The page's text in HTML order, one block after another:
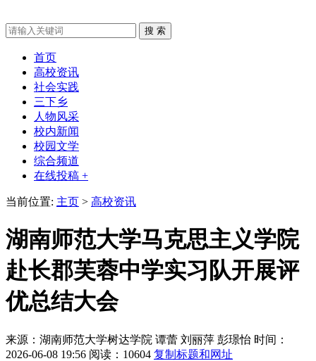
首页
高校资讯
社会实践
三下乡
人物风采
校内新闻
校园文学
综合频道
在线投稿 +
当前位置: 主页 > 高校资讯
湖南师范大学马克思主义学院
赴长郡芙蓉中学实习队开展评
优总结大会
来源：湖南师范大学树达学院 谭蕾 刘丽萍 彭璟怡 时间：
2026-06-08 19:56 阅读：10604 复制标题和网址